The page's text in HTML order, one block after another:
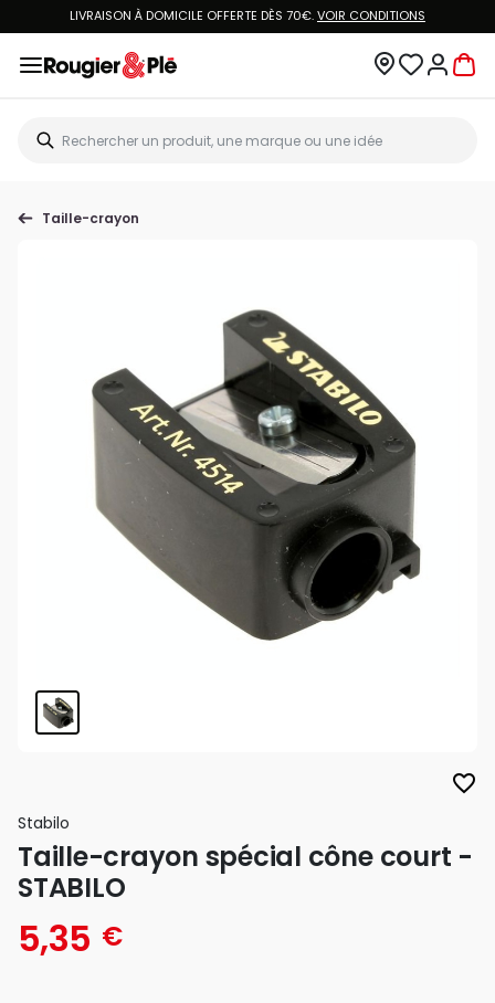
LIVRAISON À DOMICILE OFFERTE DÈS 70€.VOIR CONDITIONS
Taille-crayon
favorite_border
Stabilo
Taille-crayon spécial cône court -
STABILO
5,35 €